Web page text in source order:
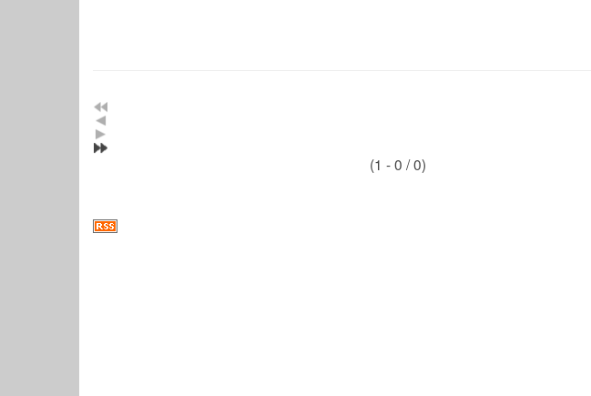
(1 - 0 / 0)